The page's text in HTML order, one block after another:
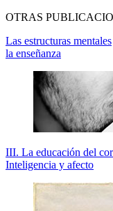
OTRAS
Las estructuras mentales
la enseñanza
III. La educación del
Inteligencia y afecto